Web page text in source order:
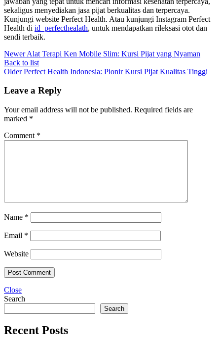
sekaligus menyediakan jasa pijat berkualitas dan terpercaya.
Kunjungi website Perfect Health. Atau kunjungi Instagram Perfect
Health di id_perfecthealath, untuk mendapatkan rileksasi otot dan
sendi terbaik.
Newer Alat Terapi Ken Mobile Slim: Kursi Pijat yang Nyaman
Back to list
Older Perfect Health Indonesia: Pionir Kursi Pijat Kualitas Tinggi
Leave a Reply
Your email address will not be published. Required fields are
marked *
Comment *
Name *
Email *
Website
Close
Search
Search
Recent Posts